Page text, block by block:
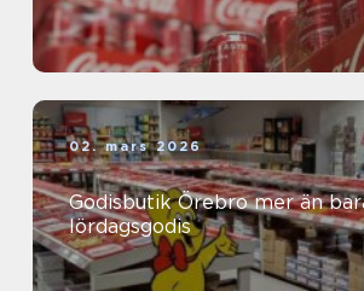
02. mars 2026
Godisbutik Örebro mer än bara
lördagsgodis